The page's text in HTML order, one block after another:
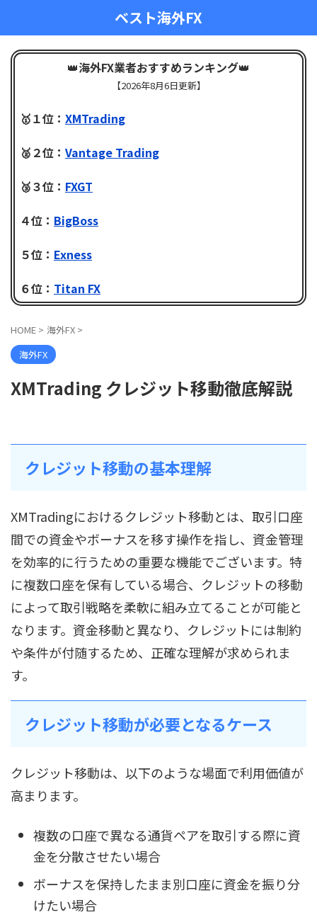
ベスト海外FX
👑海外FX業者おすすめランキング👑
【2026年8月6日更新】
🥇１位： XMTrading
🥈２位： Vantage Trading
🥉３位： FXGT
４位： BigBoss
５位： Exness
６位： Titan FX
HOME > 海外FX >
海外FX
XMTrading クレジット移動徹底解説
クレジット移動の基本理解
XMTradingにおけるクレジット移動とは、取引口座
間での資金やボーナスを移す操作を指し、資金管理
を効率的に行うための重要な機能でございます。特
に複数口座を保有している場合、クレジットの移動
によって取引戦略を柔軟に組み立てることが可能と
なります。資金移動と異なり、クレジットには制約
や条件が付随するため、正確な理解が求められま
す。
クレジット移動が必要となるケース
クレジット移動は、以下のような場面で利用価値が
高まります。
複数の口座で異なる通貨ペアを取引する際に資
金を分散させたい場合
ボーナスを保持したまま別口座に資金を振り分
けたい場合